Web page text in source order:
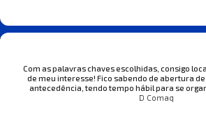
Com as palavras chaves escolhidas, consigo
de meu interesse! Fico sabendo de abertura
antecedência, tendo tempo hábil para se
D Comaq